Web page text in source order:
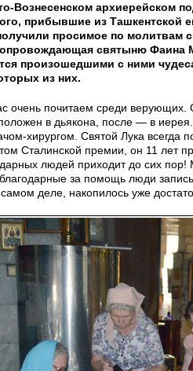
Вознесенском архиерейском
прибывшие из Ташкентской
просимое по молитвам
святыню Фаина
произошедшими с ними
из них.
очень почитаем среди
в дьякона, после — в
хирургом. Святой Лука
Сталинской премии, он 11 лет
людей приходит до сих
за помощь люди
деле, накопилось уже